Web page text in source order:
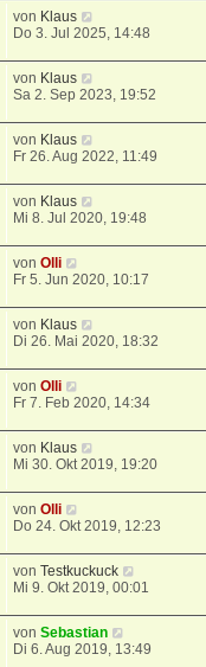
von Klaus
Do 3. Jul 2025, 14:48
von Klaus
Sa 2. Sep 2023, 19:52
von Klaus
Fr 26. Aug 2022, 11:49
von Klaus
Mi 8. Jul 2020, 19:48
vonOlli
Fr 5. Jun 2020, 10:17
von Klaus
Di 26. Mai 2020, 18:32
vonOlli
Fr 7. Feb 2020, 14:34
von Klaus
Mi 30. Okt 2019, 19:20
vonOlli
Do 24. Okt 2019, 12:23
von Testkuckuck
Mi 9. Okt 2019, 00:01
vonSebastian
Di 6. Aug 2019, 13:49